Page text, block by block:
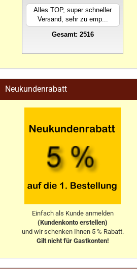
Alles TOP, super schneller
Versand, sehr zu emp...
Gesamt: 2516
Neukundenrabatt
Einfach als Kunde anmelden
(Kundenkonto erstellen)
und wir schenken Ihnen 5 % Rabatt.
Gilt nicht für Gastkonten!